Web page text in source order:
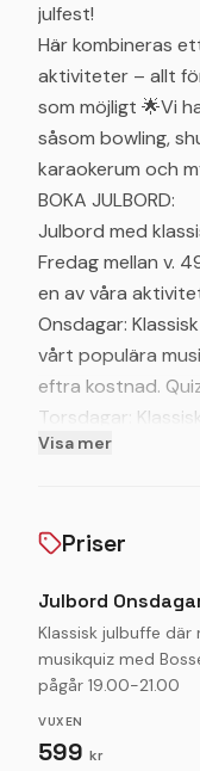
julfest!
Här kombineras
aktiviteter – allt
som möjligt 🌟Vi
såsom bowling,
karaokerum och
BOKA JULBORD:
Julbord med
Fredag mellan v.
en av våra
Onsdagar:
vårt populära
eftra kostnad.
Torsdagar:
Fredagar:
Vid bokning av
sällskapet
sällskap över 15
sällskapet
Vid senare
avgift.
Julbordspris för
Visa mer
Priser
Julbord
Klassisk julbuffe
musikquiz med
pågår 19.00-21.00
VUXEN
599 kr